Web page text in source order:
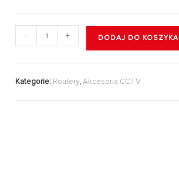
- + DODAJ DO KOSZYKA
Kategorie: Routery,Akcesoria CCTV